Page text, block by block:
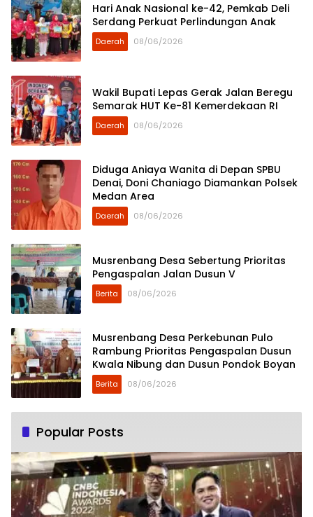
Hari Anak Nasional ke-42, Pemkab Deli
Serdang Perkuat Perlindungan Anak
Daerah 08/06/2026
Wakil Bupati Lepas Gerak Jalan Beregu
Semarak HUT Ke-81 Kemerdekaan RI
Daerah 08/06/2026
Diduga Aniaya Wanita di Depan SPBU
Denai, Doni Chaniago Diamankan Polsek
Medan Area
Daerah 08/06/2026
Musrenbang Desa Sebertung Prioritas
Pengaspalan Jalan Dusun V
Berita 08/06/2026
Musrenbang Desa Perkebunan Pulo
Rambung Prioritas Pengaspalan Dusun
Kwala Nibung dan Dusun Pondok Boyan
Berita 08/06/2026
Popular Posts